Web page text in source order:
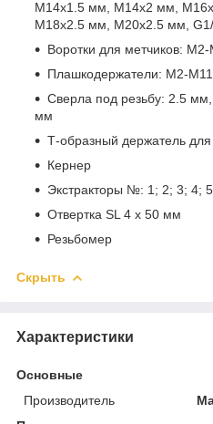
M14x1.5 мм, M14x2 мм,
M18x2.5 мм, M20x2.5 мм,
Воротки для метчиков:
Плашкодержатели: M2-
Сверла под резьбу: 2.5
мм
Т-образный держатель
Кернер
Экстракторы №: 1; 2; 3; 4; 5
Отвертка SL 4 x 50 мм
Резьбомер
Скрыть
Характеристики
Основные
Производитель